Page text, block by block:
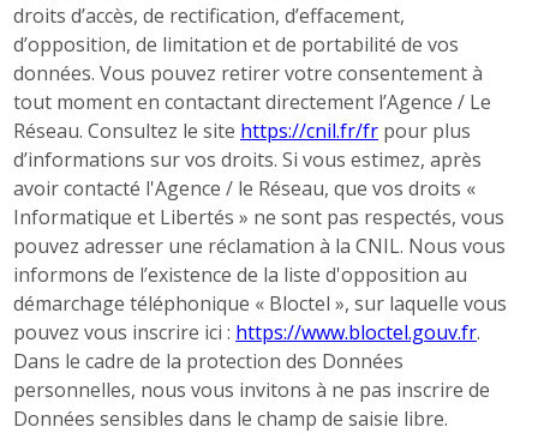
droits d’accès, de rectification, d’effacement,
d’opposition, de limitation et de portabilité de vos
données. Vous pouvez retirer votre consentement à
tout moment en contactant directement l’Agence / Le
Réseau. Consultez le site https://cnil.fr/fr pour plus
d’informations sur vos droits. Si vous estimez, après
avoir contacté l'Agence / le Réseau, que vos droits «
Informatique et Libertés » ne sont pas respectés, vous
pouvez adresser une réclamation à la CNIL. Nous vous
informons de l’existence de la liste d'opposition au
démarchage téléphonique « Bloctel », sur laquelle vous
pouvez vous inscrire ici : https://www.bloctel.gouv.fr.
Dans le cadre de la protection des Données
personnelles, nous vous invitons à ne pas inscrire de
Données sensibles dans le champ de saisie libre.